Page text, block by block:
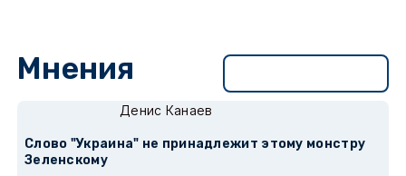
Мнения
Денис Канаев
Слово "Украина" не принадлежит этому монстру
Зеленскому